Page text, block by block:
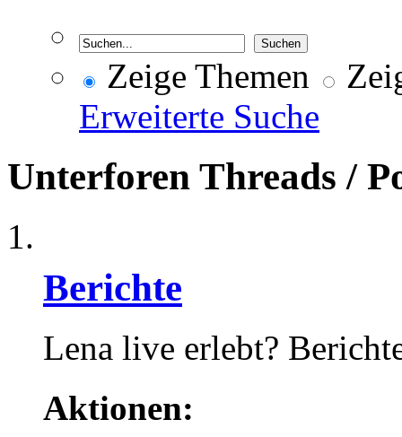
Zeige Themen
Erweiterte Suche
Unterforen Threads /
Berichte
Lena live erlebt?
Aktionen: